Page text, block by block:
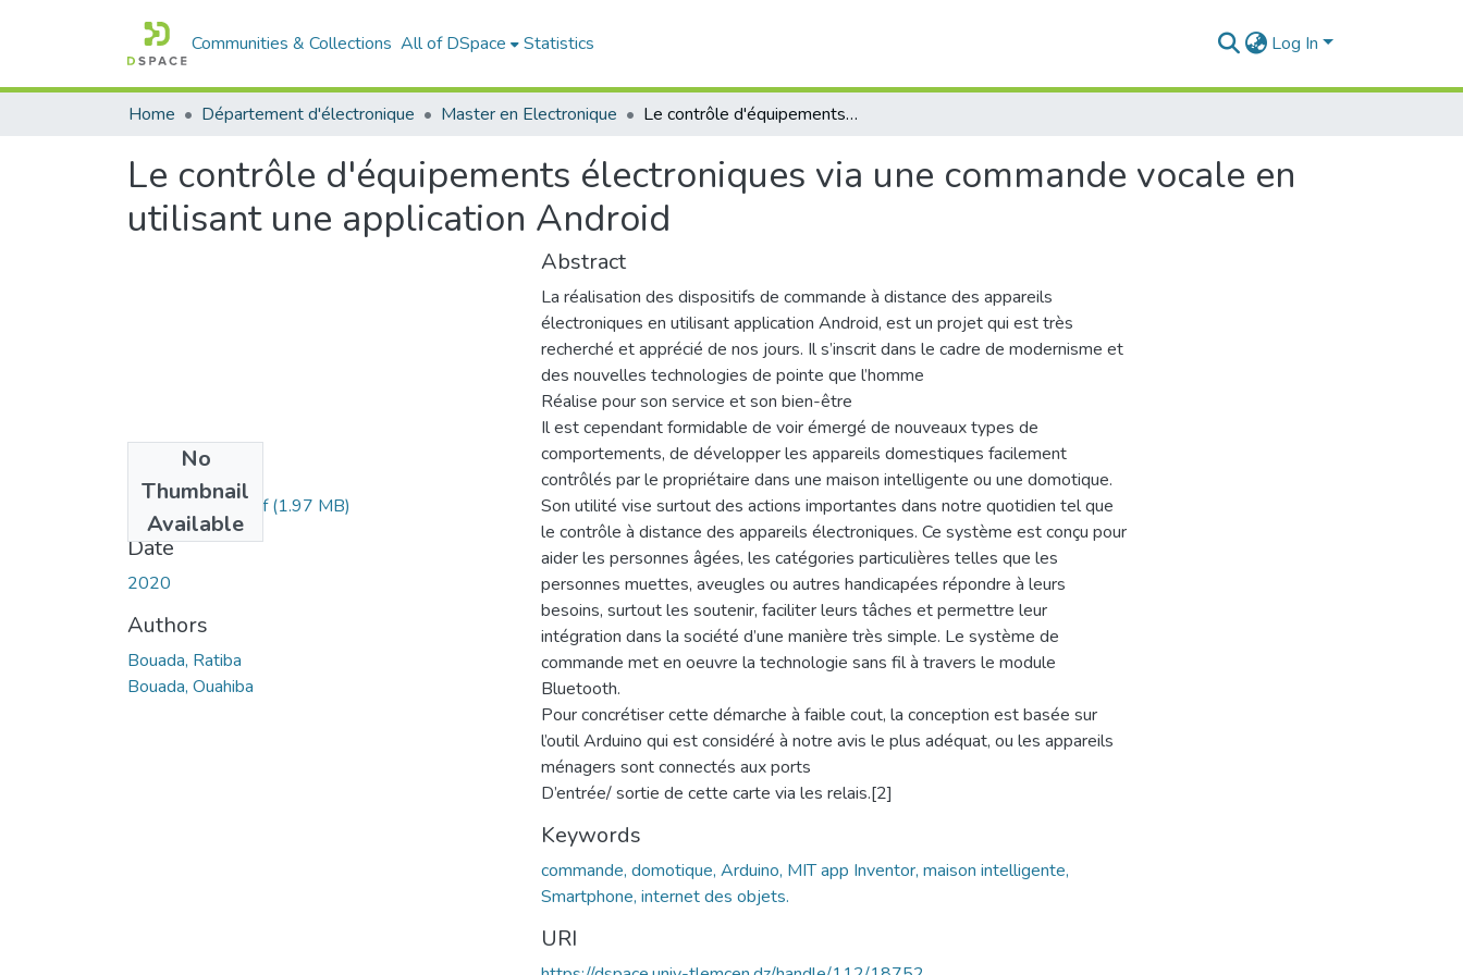
Communities & Collections All of DSpace Statistics Log In
Home Département d'électronique Master en Electronique Le contrôle d'équipements électroniques via une commande vocale en utilisant une application Android
Le contrôle d'équipements électroniques via une commande vocale en
utilisant une application Android
No
Thumbnail
Available
Ms.Eln.Bouada.pdf(1.97 MB)
Date
2020
Authors
Bouada, Ratiba
Bouada, Ouahiba
Abstract
La réalisation des dispositifs de commande à distance des appareils
électroniques en utilisant application Android, est un projet qui est très
recherché et apprécié de nos jours. Il s’inscrit dans le cadre de modernisme et
des nouvelles technologies de pointe que l’homme
Réalise pour son service et son bien-être
Il est cependant formidable de voir émergé de nouveaux types de
comportements, de développer les appareils domestiques facilement
contrôlés par le propriétaire dans une maison intelligente ou une domotique.
Son utilité vise surtout des actions importantes dans notre quotidien tel que
le contrôle à distance des appareils électroniques. Ce système est conçu pour
aider les personnes âgées, les catégories particulières telles que les
personnes muettes, aveugles ou autres handicapées répondre à leurs
besoins, surtout les soutenir, faciliter leurs tâches et permettre leur
intégration dans la société d’une manière très simple. Le système de
commande met en oeuvre la technologie sans fil à travers le module
Bluetooth.
Pour concrétiser cette démarche à faible cout, la conception est basée sur
l’outil Arduino qui est considéré à notre avis le plus adéquat, ou les appareils
ménagers sont connectés aux ports
D’entrée/ sortie de cette carte via les relais.[2]
Keywords
commande, domotique, Arduino, MIT app Inventor, maison intelligente,
Smartphone, internet des objets.
URI